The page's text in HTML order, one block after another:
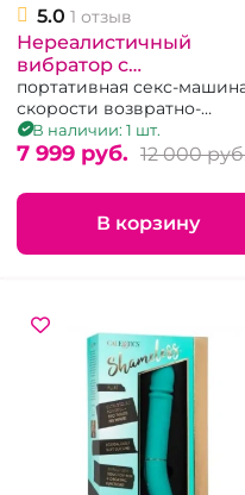
5.0 1 отзыв
Нереалистичный
вибратор с
поступательными
движениями -
"Pretty Love" Pazuzu
портативная секс-
скорости возвратно-
поступательных
перезаряжаемый
В наличии: 1 шт.
7 999 pуб. 12 000
В корзину